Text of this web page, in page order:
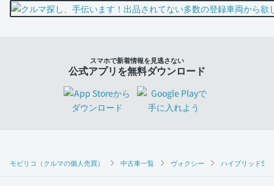
モビリコ（クルマの個人売買） 中古車一覧 ヴォクシー ハイブリッドS-Z
スマホで新着情報を見逃さない
公式アプリを無料ダウンロード